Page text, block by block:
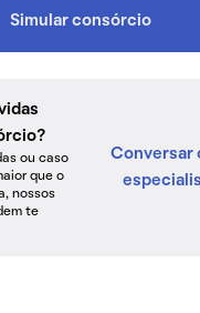
Simular consórcio
ou caso
que o
nossos
te
Conversar